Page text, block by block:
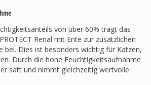
von über 60% trägt das
Renal mit Ente zur zusätzlichen
bei. Dies ist besonders wichtig für Katzen,
Durch die hohe Feuchtigkeitsaufnahme
satt und nimmt gleichzeitig wertvolle